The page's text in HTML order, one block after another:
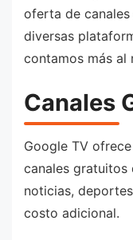
oferta de
diversas
contamos más al
Canales
Google TV
canales gratuitos
noticias,
costo adicional.